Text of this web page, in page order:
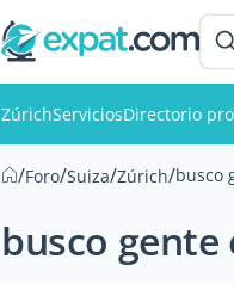
ZúrichServiciosDirectorio
/Foro/Suiza/Zúrich/busco
busco